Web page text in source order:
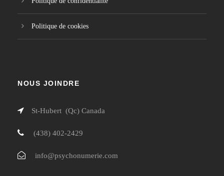
Politique de cookies
NOUS JOINDRE
St-Hubert (Qc) Canada
(438) 402-2429
info@psychonumerie.com